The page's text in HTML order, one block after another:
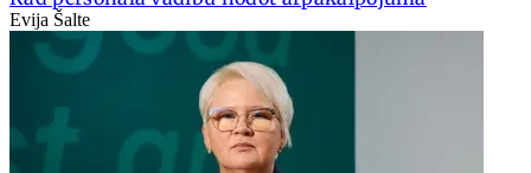
Evija Šalte